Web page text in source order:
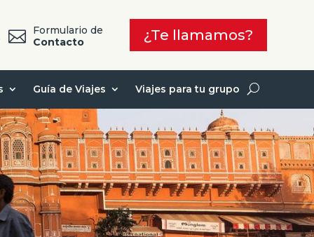

Formulario de
Contacto
¿Te llamamos?
Guía de Viajes Viajes para tu grupo